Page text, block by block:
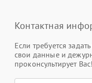
Контактная
Если требуется
свои данные и
проконсультирует Вас!